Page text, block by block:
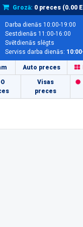
Grozā: 0 preces (0.00
Darba dienās 10:00-19:00
Sestdienās 11:00-16:00
Svētdienās slēgts
Serviss darba dienās:
Auto preces
Visas
preces